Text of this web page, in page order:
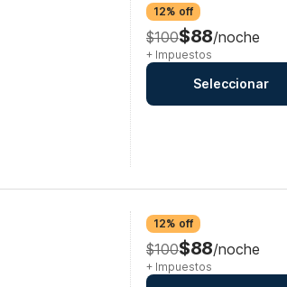
12% off
$100$88/noche
+ Impuestos
Seleccionar
12% off
$100$88/noche
+ Impuestos